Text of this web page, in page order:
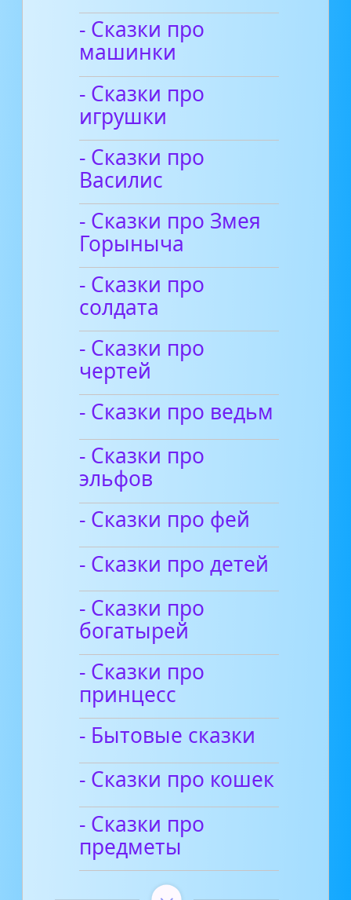
- Сказки про
машинки
- Сказки про
игрушки
- Сказки про
Василис
- Сказки про Змея
Горыныча
- Сказки про
солдата
- Сказки про
чертей
- Сказки про ведьм
- Сказки про
эльфов
- Сказки про фей
- Сказки про детей
- Сказки про
богатырей
- Сказки про
принцесс
- Бытовые сказки
- Сказки про кошек
- Сказки про
предметы